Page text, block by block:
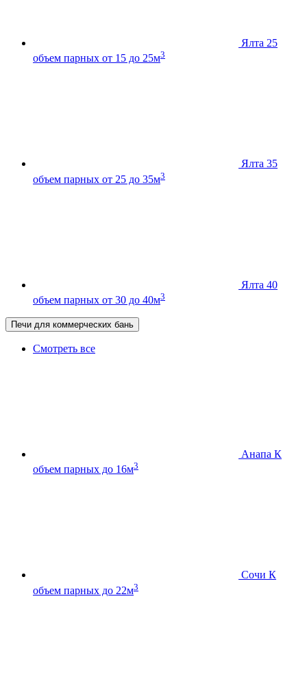
Ялта 25
объем парных от 15 до 25м3
Ялта 35
объем парных от 25 до 35м3
Ялта 40
объем парных от 30 до 40м3
Печи для коммерческих бань
Смотреть все
Анапа К
объем парных до 16м3
Сочи К
объем парных до 22м3